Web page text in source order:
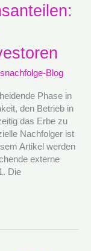
Blog
Phase in
den Betrieb in
das Erbe zu
Nachfolger ist
Artikel werden
externe
Die